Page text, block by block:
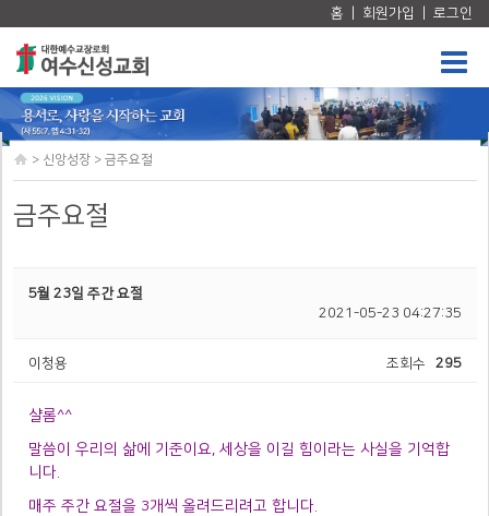
교회 소개
목회비전
섬기는 분들
예배안내
할렐루야 찬양대
아동부
중고등부
선교회/
남⋅여선교
홈 회원가입 로그인
> 신앙성장 > 금주요절
금주요절
5월 23일 주간 요절
2021-05-23 04:27:35
이청용 조회수 295
샬롬^^
말씀이 우리의 삶에 기준이요, 세상을 이길 힘이라는 사실을 기억합
니다
매주 주간 요절을 3개씩 올려드리려고 합니다